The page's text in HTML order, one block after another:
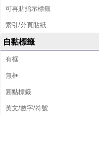
可再貼指示標籤
索引/分頁貼紙
自黏標籤
有框
無框
圓點標籤
英文/數字/符號